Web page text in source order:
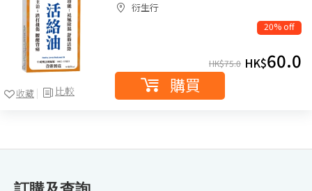
比較
收藏
衍生行
20% off
HK$75.0 HK$60.0
購買